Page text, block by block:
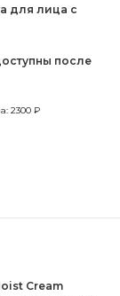
для лица с
после
2300 ₽
Cream